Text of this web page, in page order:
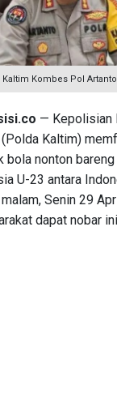
Kombes Pol
— Kepolisian
(Polda Kaltim)
bola nonton bareng
U-23 antara
Senin 29
dapat nobar